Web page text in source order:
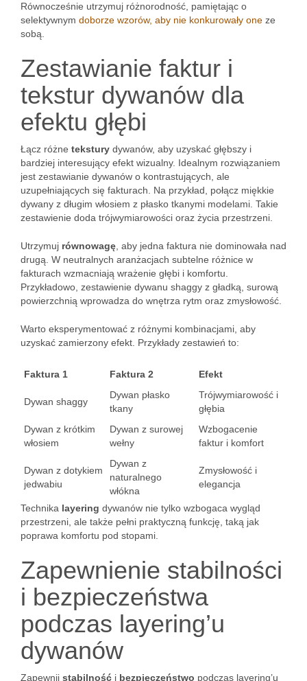
Równocześnie utrzymuj różnorodność, pamiętając o
selektywnym doborze wzorów, aby nie konkurowały one ze
sobą.
Zestawianie faktur i
tekstur dywanów dla
efektu głębi
Łącz różne tekstury dywanów, aby uzyskać głębszy i
bardziej interesujący efekt wizualny. Idealnym rozwiązaniem
jest zestawianie dywanów o kontrastujących, ale
uzupełniających się fakturach. Na przykład, połącz miękkie
dywany z długim włosiem z płasko tkanymi modelami. Takie
zestawienie doda trójwymiarowości oraz życia przestrzeni.
Utrzymuj równowagę , aby jedna faktura nie dominowała nad
drugą. W neutralnych aranżacjach subtelne różnice w
fakturach wzmacniają wrażenie głębi i komfortu.
Przykładowo, zestawienie dywanu shaggy z gładką, surową
powierzchnią wprowadza do wnętrza rytm oraz zmysłowość.
Warto eksperymentować z różnymi kombinacjami, aby
uzyskać zamierzony efekt. Przykłady zestawień to:
Faktura 1 Faktura 2 Efekt
Dywan shaggy
Dywan płasko
tkany
Trójwymiarowość i
głębia
Dywan z krótkim
włosiem
Dywan z surowej
wełny
Wzbogacenie
faktur i komfort
Dywan z dotykiem
jedwabiu
Dywan z
naturalnego
włókna
Zmysłowość i
elegancja
Technika layering dywanów nie tylko wzbogaca wygląd
przestrzeni, ale także pełni praktyczną funkcję, taką jak
poprawa komfortu pod stopami.
Zapewnienie stabilności
i bezpieczeństwa
podczas layering’u
dywanów
Zapewnij stabilność i bezpieczeństwo podczas layering’u